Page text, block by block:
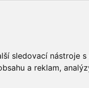
sledovací nástroje s
a reklam,
kalhotky